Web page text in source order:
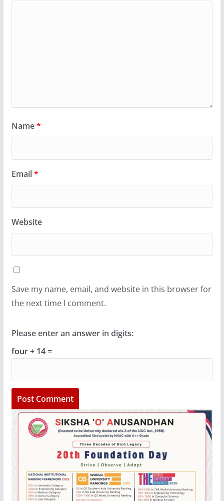
Name*
Email*
Website
Save my name, email, and website in this browser for
the next time I comment.
Please enter an answer in digits:
four + 14 =